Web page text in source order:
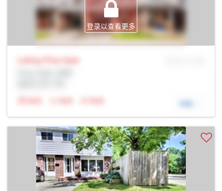
登录以查看更多
Listing Price Sale
N/A
N/A N/A 详细